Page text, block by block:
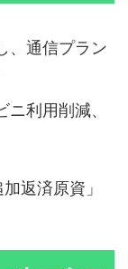
、通信プラン
利用削減、
返済原資」